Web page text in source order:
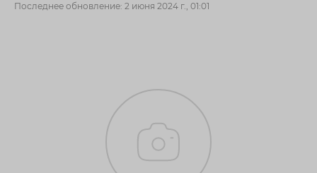
Последнее обновление: 2 июня 2024 г., 01:01